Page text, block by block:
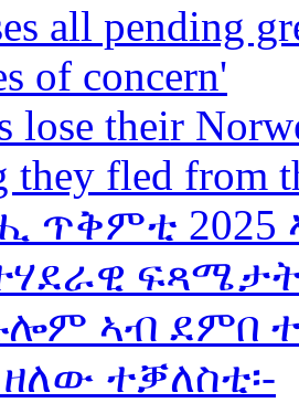
all pending
of concern'
lose their
they fled from
ጥቅምቲ 2025
ኣብ ደምበ
ተቓለስቲ፡-